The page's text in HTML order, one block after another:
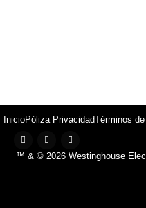
InicioPóliza PrivacidadTérminos
™ & © 2026 Westinghouse